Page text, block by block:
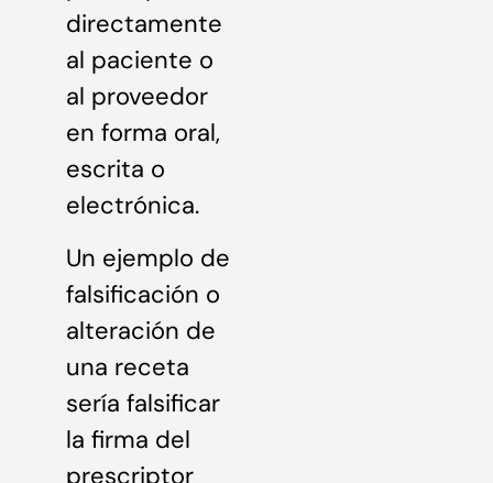
directamente
al paciente o
al proveedor
en forma oral,
escrita o
electrónica.
Un ejemplo de
falsificación o
alteración de
una receta
sería falsificar
la firma del
prescriptor